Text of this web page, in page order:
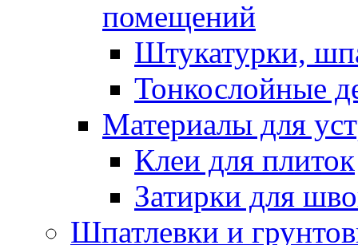
помещений
Штукатурки,
Тонкослойные
Материалы для
Клеи для плиток
Затирки для
Шпатлевки и